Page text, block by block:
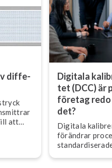
dif­fe­
att
Digitala
tet (DCC) är
företag
det?
Digitala
förändrar